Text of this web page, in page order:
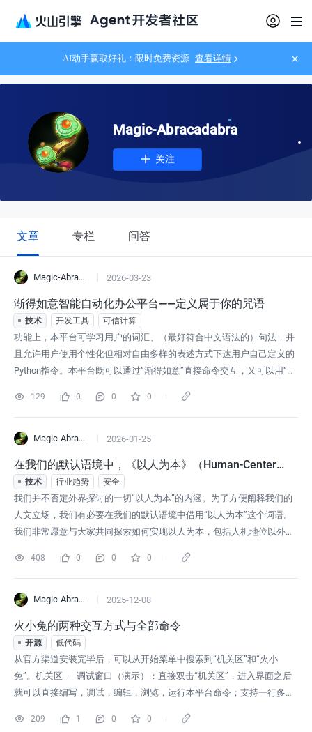
AI动手赢取好礼：限时免费资源 查看详情
Magic-Abracadabra
关注
文章 专栏 问答
Magic-Abracadabra 2026-03-23
渐得如意智能自动化办公平台——定义属于你的咒语
技术 开发工具 可信计算
功能上，本平台可学习用户的词汇、（最好符合中文语法的）句法，并
且允许用户使用个性化但相对自由多样的表述方式下达用户自己定义的
Python指令。本平台既可以通过“渐得如意”直接命令交互，又可以用“渐
场景，延续了这类架构的特点。本平台因其所采用的架构，能在CPU上
学习、本地运行、离线解析命令（除非自定义的指令内容需要联网）。
一旦学习完毕，
129 0 0 0
Magic-Abracadabra 2026-01-25
在我们的默认语境中，《以人为本》（Human-Centere
d）教义究竟是什么？
技术 行业趋势 安全
我们并不否定外界探讨的一切“以人为本”的内涵。为了方便阐释我们的
人文立场，我们有必要在我们的默认语境中借用“以人为本”这个词语。
我们非常愿意与大家共同探索如何实现以人为本，包括人机地位以外的
位的“以人为本”不适用本文的严格界定，也因为这种人机地位以外“以人
为本”内涵的开放性为全人类的发展带来无上限的激动可能。“以人为
本”在我们语境中的适
408 0 0 0
Magic-Abracadabra 2025-12-08
火小兔的两种交互方式与全部命令
开源 低代码
从官方渠道安装完毕后，可以从开始菜单中搜索到“机关区”和“火小
兔”。机关区——调试窗口（演示）：直接双击“机关区”，进入界面之后
就可以直接编写，调试，编辑，浏览，运行本平台命令；支持一行多个
入的命令当输入内容不是本平台代码时按下回车，触发哭脸“【To
209 1 0 0